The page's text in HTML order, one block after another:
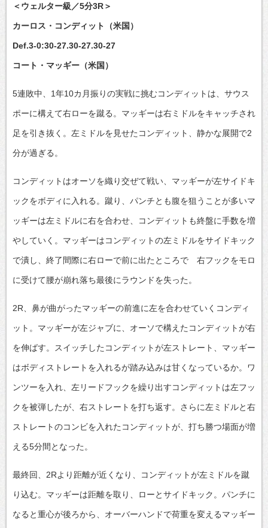
＜ウェルター級／5分3R＞
カーロス・コンディット（米国）
Def.3-0:30-27.30-27.30-27
コート・マッギー（米国）
5連敗中、1年10カ月振りの実戦に挑むコンディットは、サウス
ポーに構えて右ローを蹴る。マッギーは右ミドルをキャッチされ
足を引き抜く。左ミドルを見せたコンディット、静かな展開で2
分が過ぎる。
コンディットはオーソを織り交ぜて戦い、マッギーが左サイドキ
ックをボディに入れる。蹴り、パンチとも腹を狙うことが多いマ
ッギーは左ミドルに右を合わせ、コンディットも終盤に手数を増
やしていく。マッギーはコンディットの左ミドルをサイドキック
で潰し、終了間際に右ローで前に出たところで 右フックをモロ
に受けて腰が崩れ落ち最後にラウンドを失った。
2R、鼻が曲がったマッギーの前進に左を合わせていくコンディ
ット。マッギーが左ジャブに、オーソで構えたコンディットが右
を伸ばす。スイッチしたコンディットが左ストレート、マッギー
はボディストレートを入れるが踏み込みは甘くなっているか。ワ
ンツーを入れ、左リードフックを繰り出すコンディットは左フッ
クを被弾したが、右ストレートを打ち返す。さらに左ミドルと右
ストレートのコンビを入れたコンディットが、打ち勝つ場面が増
える5分間となった。
最終回、2Rより距離が近くなり、コンディットが左ミドルを蹴
り込む。マッギーは距離を取り、ローとサイドキック。パンチに
なると重心が後ろから、オーバーハンドで荷重を変えるマッギー